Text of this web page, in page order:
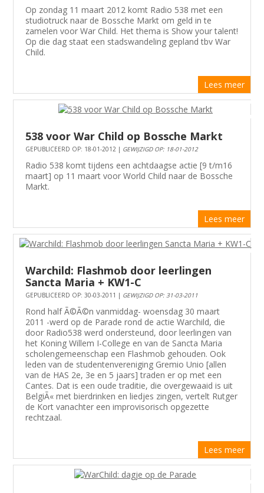
Op zondag 11 maart 2012 komt Radio 538 met een
studiotruck naar de Bossche Markt om geld in te
zamelen voor War Child. Het thema is Show your talent!
Op die dag staat een stadswandeling gepland tbv War
Child.
Lees meer
538 voor War Child op Bossche Markt
GEPUBLICEERD OP: 18-01-2012 | GEWIJZIGD OP: 18-01-2012
Radio 538 komt tijdens een achtdaagse actie [9 t/m16
maart] op 11 maart voor World Child naar de Bossche
Markt.
Lees meer
Warchild: Flashmob door leerlingen
Sancta Maria + KW1-C
GEPUBLICEERD OP: 30-03-2011 | GEWIJZIGD OP: 31-03-2011
Rond half Ã©Ã©n vanmiddag- woensdag 30 maart
2011 -werd op de Parade rond de actie Warchild, die
door Radio538 werd ondersteund, door leerlingen van
het Koning Willem I-College en van de Sancta Maria
scholengemeenschap een Flashmob gehouden. Ook
leden van de studentenvereniging Gremio Unio [allen
van de HAS 2e, 3e en 5 jaars] traden er op met een
Cantes. Dat is een oude traditie, die overgewaaid is uit
BelgiÃ« met bierdrinken en liedjes zingen, vertelt Rutger
de Kort vanachter een improvisorisch opgezette
rechtzaal.
Lees meer